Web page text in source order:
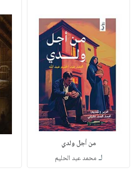
من أجل ولدي
لـ محمد عبد الحليم